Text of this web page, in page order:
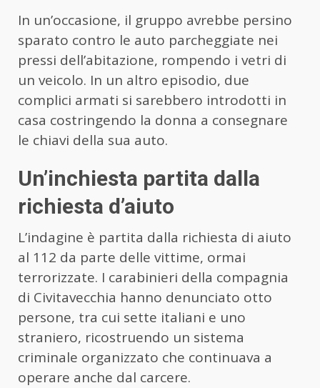
In un’occasione, il gruppo avrebbe persino
sparato contro le auto parcheggiate nei
pressi dell’abitazione, rompendo i vetri di
un veicolo. In un altro episodio, due
complici armati si sarebbero introdotti in
casa costringendo la donna a consegnare
le chiavi della sua auto.
Un’inchiesta partita dalla
richiesta d’aiuto
L’indagine è partita dalla richiesta di aiuto
al 112 da parte delle vittime, ormai
terrorizzate. I carabinieri della compagnia
di Civitavecchia hanno denunciato otto
persone, tra cui sette italiani e uno
straniero, ricostruendo un sistema
criminale organizzato che continuava a
operare anche dal carcere.